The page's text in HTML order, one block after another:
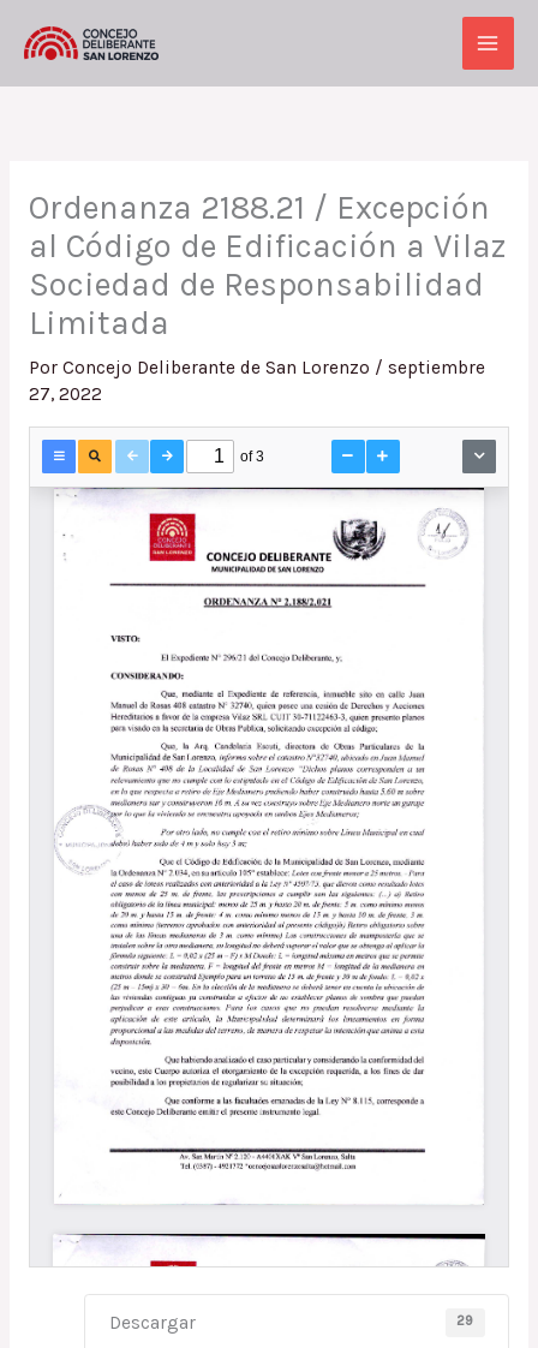
Main
Ordenanza 2188.21 / Excepción
al Código de Edificación a Vilaz
Sociedad de Responsabilidad
Limitada
Por Concejo Deliberante de San Lorenzo / septiembre
27, 2022
Descargar 29